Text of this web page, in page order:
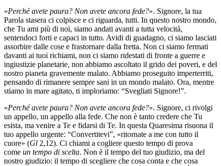
«Perché avete paura? Non avete ancora fede?». Signore, la tua
Parola stasera ci colpisce e ci riguarda, tutti. In questo nostro mondo,
che Tu ami più di noi, siamo andati avanti a tutta velocità,
sentendoci forti e capaci in tutto. Avidi di guadagno, ci siamo lasciati
assorbire dalle cose e frastornare dalla fretta. Non ci siamo fermati
davanti ai tuoi richiami, non ci siamo ridestati di fronte a guerre e
ingiustizie planetarie, non abbiamo ascoltato il grido dei poveri, e del
nostro pianeta gravemente malato. Abbiamo proseguito imperterriti,
pensando di rimanere sempre sani in un mondo malato. Ora, mentre
stiamo in mare agitato, ti imploriamo: “Svegliati Signore!”.
«Perché avete paura? Non avete ancora fede?». Signore, ci rivolgi
un appello, un appello alla fede. Che non è tanto credere che Tu
esista, ma venire a Te e fidarsi di Te. In questa Quaresima risuona il
tuo appello urgente: “Convertitevi”, «ritornate a me con tutto il
cuore» (Gl 2,12). Ci chiami a cogliere questo tempo di prova
come un tempo di scelta. Non è il tempo del tuo giudizio, ma del
nostro giudizio: il tempo di scegliere che cosa conta e che cosa